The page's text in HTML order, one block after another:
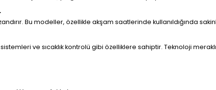
Bu modeller, özellikle akşam saatlerinde kullanıldığında
ve sıcaklık kontrolü gibi özelliklere sahiptir. Teknoloji